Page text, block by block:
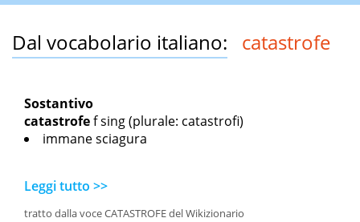
Dal vocabolario italiano: catastrofe
Sostantivo
catastrofef sing(plurale: catastrofi)
immane sciagura
Leggi tutto >>
tratto dalla voce CATASTROFE del Wikizionario